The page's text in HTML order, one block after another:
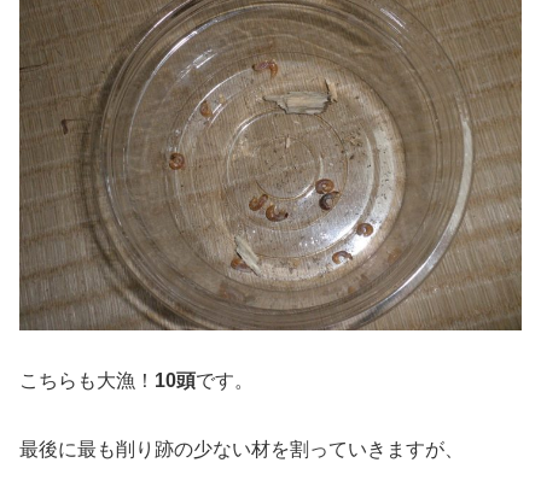
こちらも大漁！ 10頭です。
最後に最も削り跡の少ない材を割っていきますが、